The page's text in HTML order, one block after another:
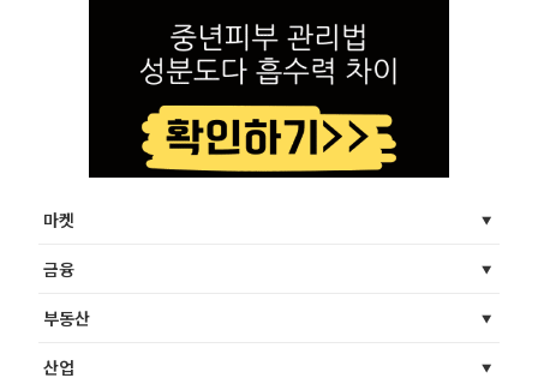
마켓
금융
부동산
산업